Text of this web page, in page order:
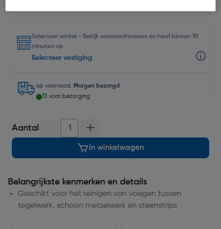
Selecteer winkel - Bekijk voorraadniveaus en haal binnen 10
minuten op
Selecteer vestiging
op voorraad. Morgen bezorgd .
13 voor bezorging
Aantal
In winkelwagen
Belangrijkste kenmerken en details
Geschikt voor het reinigen van voegen tussen
tegelwerk, schoon metselwerk en steenstrips